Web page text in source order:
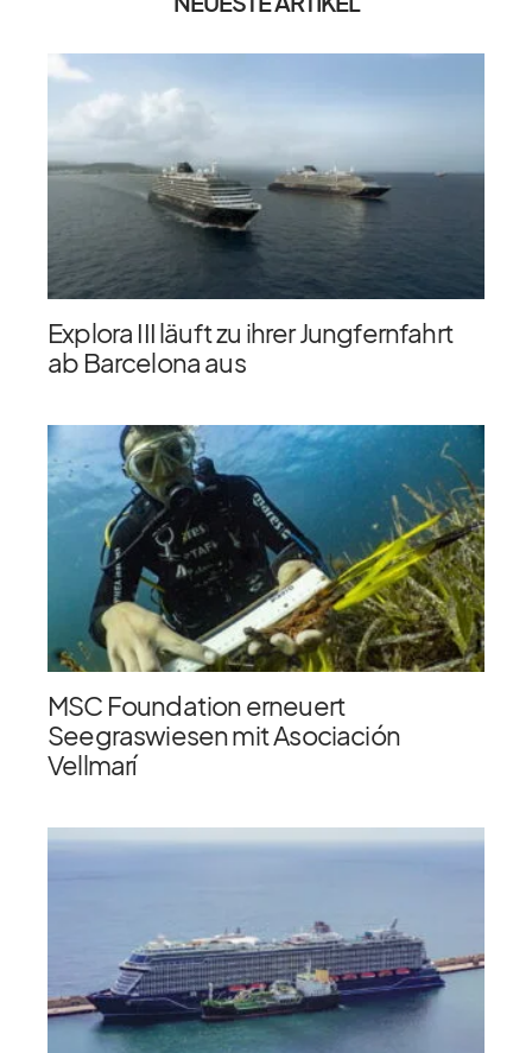
Explora III läuft zu ihrer Jungfernfahrt
ab Barcelona aus
MSC Foundation erneuert
Seegraswiesen mit Asociación
Vellmarí